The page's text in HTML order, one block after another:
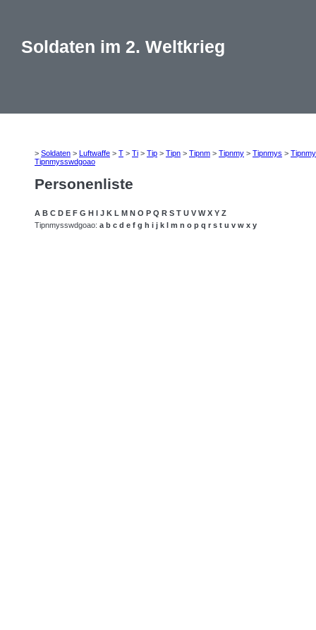
Soldaten im 2. Weltkrieg
> Soldaten > Luftwaffe > T > Ti > Tip > Tipn > Tipnm > Tipnmy > Tipnmys >
Tipnmysswdgoao
Personenliste
A B C D E F G H I J K L M N O P Q R S T U V W X Y Z
Tipnmysswdgoao: a b c d e f g h i j k l m n o p q r s t u v w x y